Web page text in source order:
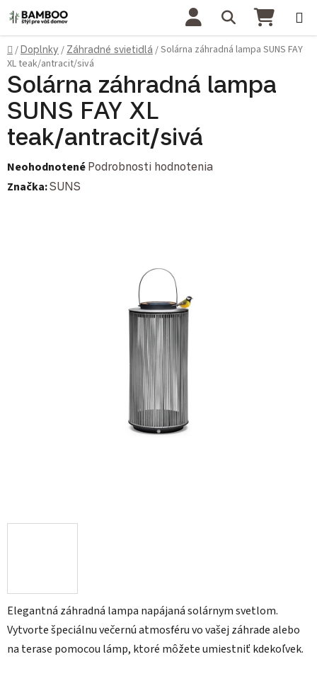
Prejsť na obsah Hľadať
Domov
/Doplnky / Záhradné svietidlá /Solárna záhradná lampa SUNS FAY
XL teak/antracit/sivá
Elegantná záhradná lampa napájaná solárnym svetlom.
Vytvorte špeciálnu večernú atmosféru vo vašej záhrade alebo
na terase pomocou lámp, ktoré môžete umiestniť kdekoľvek.
Solárna záhradná lampa
SUNS FAY XL
teak/antracit/sivá
Priemerné hodnotenie produktu je 0,0 z 5 hviezdičiek.
Neohodnotené Podrobnosti hodnotenia
Značka:SUNS